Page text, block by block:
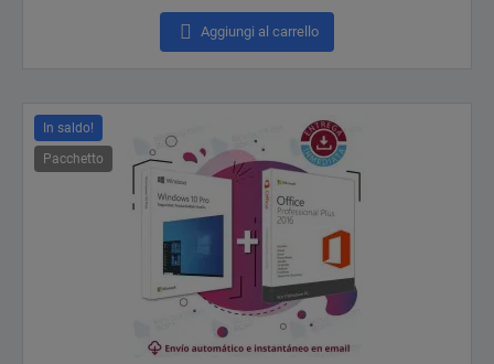
 Aggiungi al carrello
In saldo!
Pacchetto